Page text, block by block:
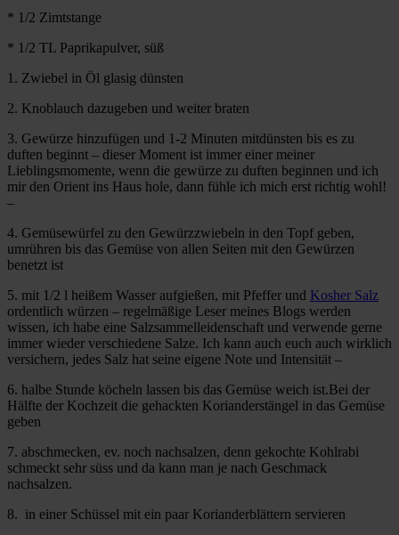
* 1/2 Zimtstange
* 1/2 TL Paprikapulver, süß
1. Zwiebel in Öl glasig dünsten
2. Knoblauch dazugeben und weiter braten
3. Gewürze hinzufügen und 1-2 Minuten mitdünsten bis es zu
duften beginnt – dieser Moment ist immer einer meiner
Lieblingsmomente, wenn die gewürze zu duften beginnen und ich
mir den Orient ins Haus hole, dann fühle ich mich erst richtig wohl!
–
4. Gemüsewürfel zu den Gewürzzwiebeln in den Topf geben,
umrühren bis das Gemüse von allen Seiten mit den Gewürzen
benetzt ist
5. mit 1/2 l heißem Wasser aufgießen, mit Pfeffer und Kosher Salz
ordentlich würzen – regelmäßige Leser meines Blogs werden
wissen, ich habe eine Salzsammelleidenschaft und verwende gerne
immer wieder verschiedene Salze. Ich kann auch euch auch wirklich
versichern, jedes Salz hat seine eigene Note und Intensität –
6. halbe Stunde köcheln lassen bis das Gemüse weich ist.Bei der
Hälfte der Kochzeit die gehackten Korianderstängel in das Gemüse
geben
7. abschmecken, ev. noch nachsalzen, denn gekochte Kohlrabi
schmeckt sehr süss und da kann man je nach Geschmack
nachsalzen.
8. in einer Schüssel mit ein paar Korianderblättern servieren